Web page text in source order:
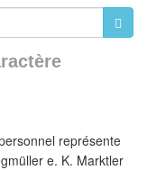
représente
e. K. Marktler